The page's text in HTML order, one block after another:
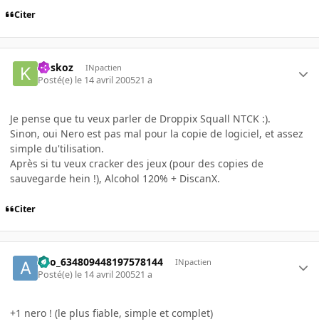
Citer
koskoz INpactien
Posté(e) le 14 avril 200521 a
Je pense que tu veux parler de Droppix Squall NTCK :).
Sinon, oui Nero est pas mal pour la copie de logiciel, et assez
simple du'tilisation.
Après si tu veux cracker des jeux (pour des copies de
sauvegarde hein !), Alcohol 120% + DiscanX.
Citer
ano_634809448197578144 INpactien
Posté(e) le 14 avril 200521 a
+1 nero ! (le plus fiable, simple et complet)